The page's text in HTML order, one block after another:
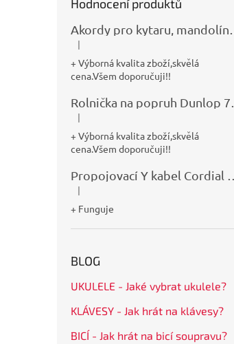
Hodnocení produktů
Hodnocení produktu je 5 z 5 hvězdiček.
|
+ Výborná kvalita zboží,skvělá
cena.Všem doporučuji!!
Hodnocení produktu je 5 z 5 hvězdiček.
|
+ Výborná kvalita zboží,skvělá
cena.Všem doporučuji!!
Hodnocení produktu je 5 z 5 hvězdiček.
|
+ Funguje
BLOG
UKULELE - Jaké vybrat ukulele?
KLÁVESY - Jak hrát na klávesy?
BICÍ - Jak hrát na bicí soupravu?